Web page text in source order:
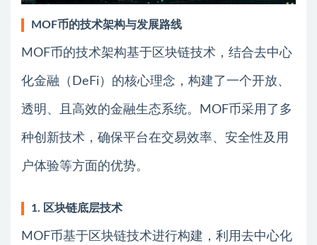
MOF币的技术架构与发展路线
MOF币的技术架构基于区块链技术，结合去中心
化金融（DeFi）的核心理念，构建了一个开放、
透明、且高效的金融生态系统。MOF币采用了多
种创新技术，确保平台在交易效率、安全性及用
户体验等方面的优势。
1. 区块链底层技术
MOF币基于区块链技术进行构建，利用去中心化